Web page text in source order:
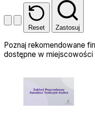
Reset Zastosuj
Poznaj rekomendowane
dostępne w miejscowości